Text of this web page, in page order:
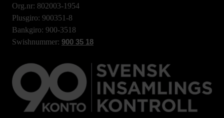
Org.nr: 802003-1954
Plusgiro: 900351-8
Bankgiro: 900-3518
Swishnummer: 900 35 18